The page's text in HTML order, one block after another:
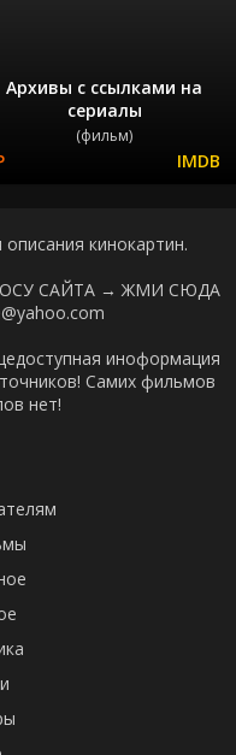
Архивы с ссылками на
сериалы
(фильм)
кинокартин.
САЙТА → ЖМИ СЮДА
иноформация
Самих фильмов
нет!